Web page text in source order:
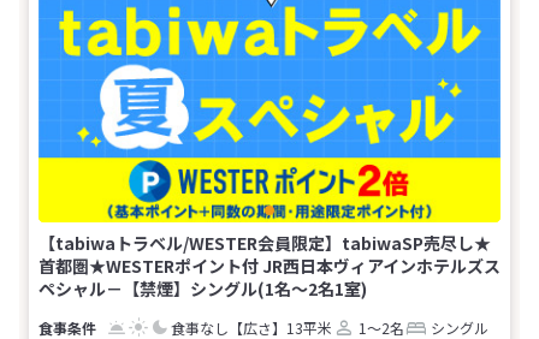
【tabiwaトラベル/WESTER会員限定】tabiwaSP売尽し★
首都圏★WESTERポイント付 JR西日本ヴィアインホテルズス
ペシャル－【禁煙】シングル(1名～2名1室)
食事なし 【広さ】13平米 1～2名
シングル